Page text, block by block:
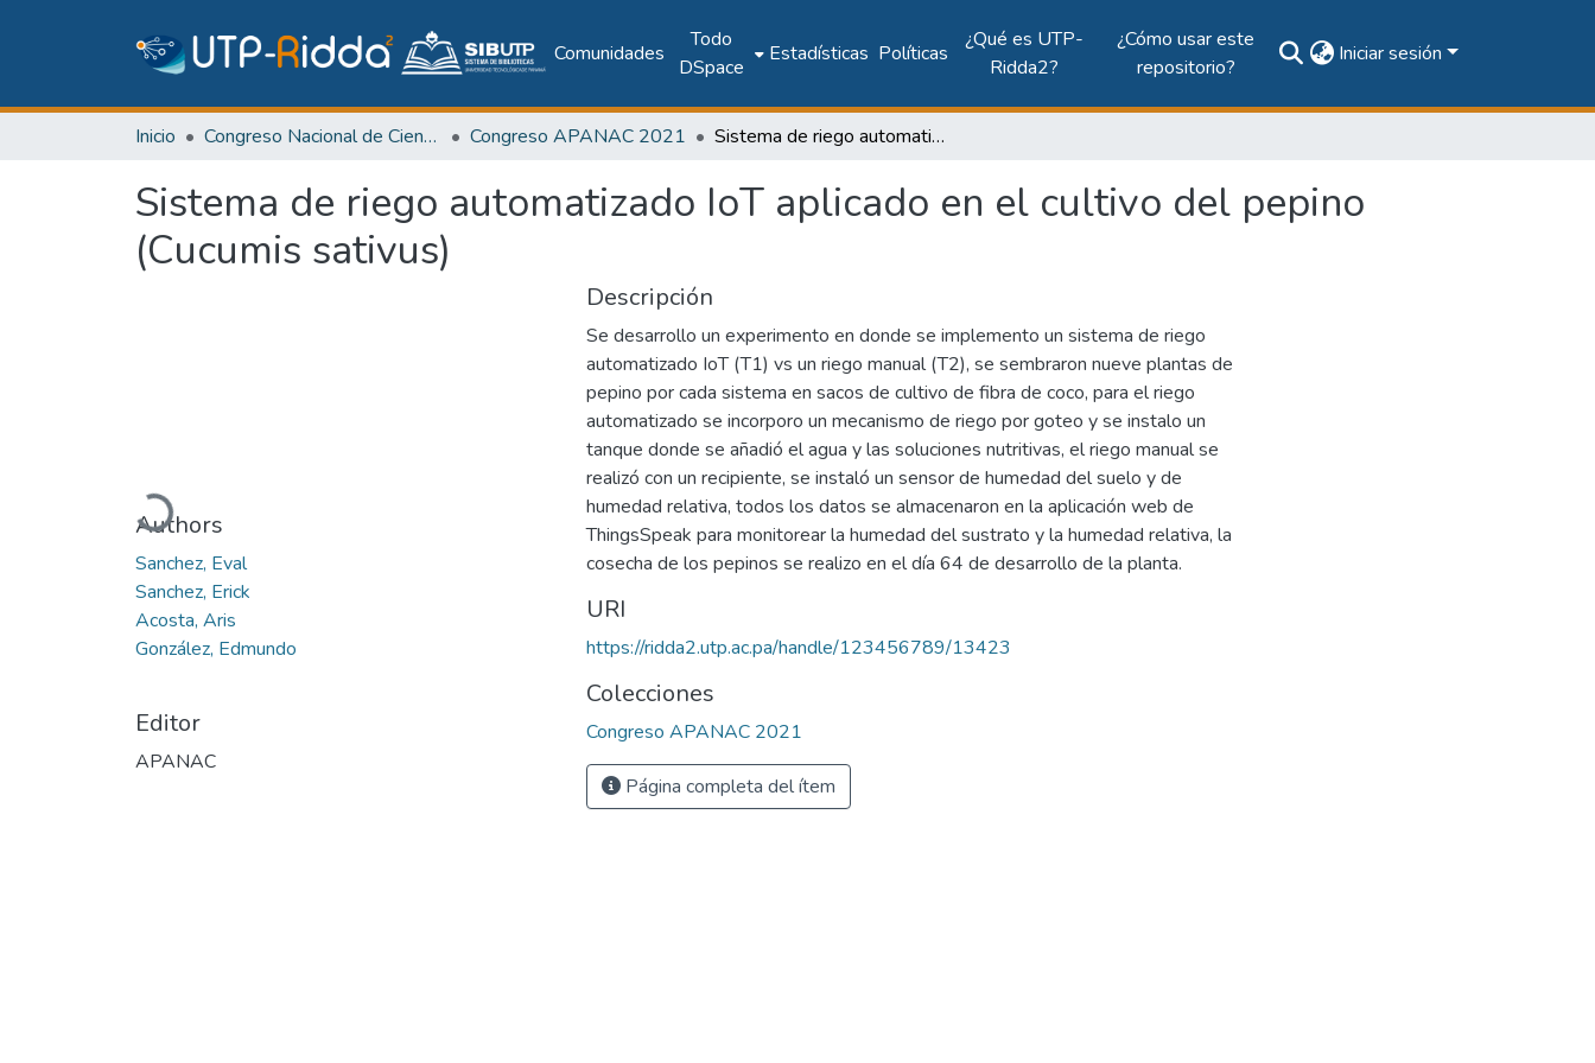
Comunidades
Todo
DSpace
Estadísticas Políticas
¿Qué es UTP-
Ridda2?
¿Cómo usar este
repositorio?
Iniciar sesión
Inicio Congreso Nacional de Ciencia y Tecnología – APANAC Congreso APANAC 2021 Sistema de riego automatizado IoT aplicado en el cultivo del pepino (Cucumis sativus)
Sistema de riego automatizado IoT aplicado en el cultivo del pepino
(Cucumis sativus)
Cargando...
Authors
Sanchez, Eval
Sanchez, Erick
Acosta, Aris
González, Edmundo
Editor
APANAC
Descripción
Se desarrollo un experimento en donde se implemento un sistema de riego
automatizado IoT (T1) vs un riego manual (T2), se sembraron nueve plantas de
pepino por cada sistema en sacos de cultivo de fibra de coco, para el riego
automatizado se incorporo un mecanismo de riego por goteo y se instalo un
tanque donde se añadió el agua y las soluciones nutritivas, el riego manual se
realizó con un recipiente, se instaló un sensor de humedad del suelo y de
humedad relativa, todos los datos se almacenaron en la aplicación web de
ThingsSpeak para monitorear la humedad del sustrato y la humedad relativa, la
cosecha de los pepinos se realizo en el día 64 de desarrollo de la planta.
URI
https://ridda2.utp.ac.pa/handle/123456789/13423
Colecciones
Congreso APANAC 2021
Página completa del ítem